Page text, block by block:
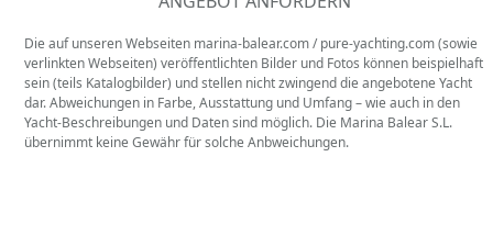
Die auf unseren Webseiten marina-balear.com / pure-yachting.com (sowie
verlinkten Webseiten) veröffentlichten Bilder und Fotos können beispielhaft
sein (teils Katalogbilder) und stellen nicht zwingend die angebotene Yacht
dar. Abweichungen in Farbe, Ausstattung und Umfang – wie auch in den
Yacht-Beschreibungen und Daten sind möglich. Die Marina Balear S.L.
übernimmt keine Gewähr für solche Anbweichungen.